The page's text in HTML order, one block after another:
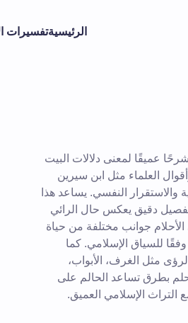
الرئيسيةتفسيرات
عميقًا لمعنى دلالات البيت
العلماء مثل ابن سيرين
والاستقرار النفسي. يساعد هذا
دقيق يعكس حال الرائي
جوانب مختلفة من حياة
للسياق الإسلامي. كما
مثل الغرف، الأبواب،
بطرق تساعد الحالم على
التراث الإسلامي العميق.